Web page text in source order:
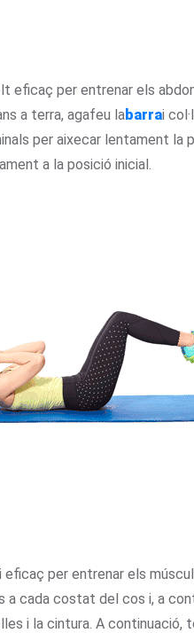
eficaç per entrenar els
a terra, agafeu labarrai
per aixecar lentament la
a la posició inicial.
per entrenar els
a cada costat del cos i, a
i la cintura. A continuació,